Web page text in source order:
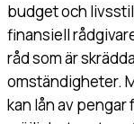
budget och
finansiell
råd som är
omständigheter.
kan lån av